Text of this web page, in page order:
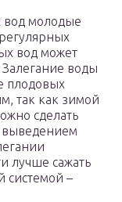
вод молодые
вод может
воды
плодовых
так как зимой
сделать
выведением
лучше сажать
системой –